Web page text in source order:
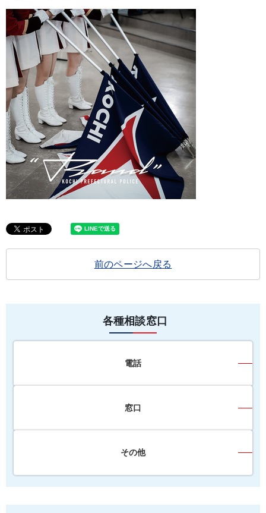
前のページへ戻る
各種相談窓口
電話
窓口
その他